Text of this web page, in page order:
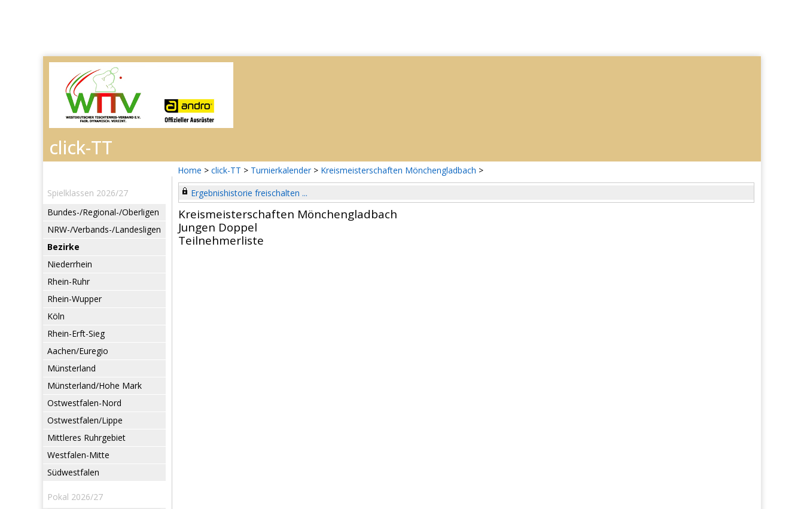
Home > click-TT > Turnierkalender > Kreismeisterschaften Mönchengladbach >
Spielklassen 2026/27
Bundes-/Regional-/Oberligen
NRW-/Verbands-/Landesligen
Bezirke
Niederrhein
Rhein-Ruhr
Rhein-Wupper
Köln
Rhein-Erft-Sieg
Aachen/Euregio
Münsterland
Münsterland/Hohe Mark
Ostwestfalen-Nord
Ostwestfalen/Lippe
Mittleres Ruhrgebiet
Westfalen-Mitte
Südwestfalen
Pokal 2026/27
Ergebnishistorie freischalten ...
Kreismeisterschaften Mönchengladbach
Jungen Doppel
Teilnehmerliste